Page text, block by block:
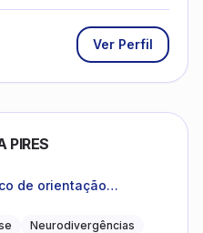
Ver Perfil
PIRES
de orientação
Neurodivergências